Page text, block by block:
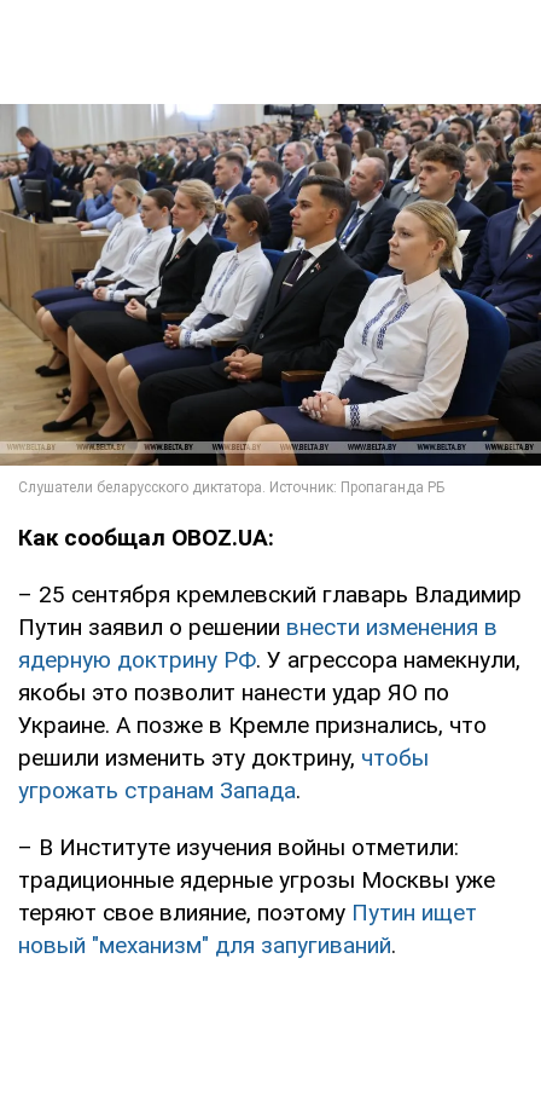
Как сообщал OBOZ.UA:
– 25 сентября кремлевский главарь Владимир
Путин заявил о решении внести изменения в
ядерную доктрину РФ. У агрессора намекнули,
якобы это позволит нанести удар ЯО по
Украине. А позже в Кремле признались, что
решили изменить эту доктрину, чтобы
угрожать странам Запада.
– В Институте изучения войны отметили:
традиционные ядерные угрозы Москвы уже
теряют свое влияние, поэтому Путин ищет
новый "механизм" для запугиваний.